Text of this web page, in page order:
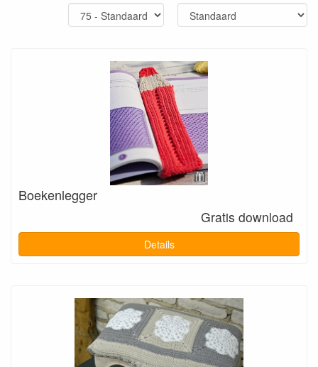
Boekenlegger
Gratis download
Details